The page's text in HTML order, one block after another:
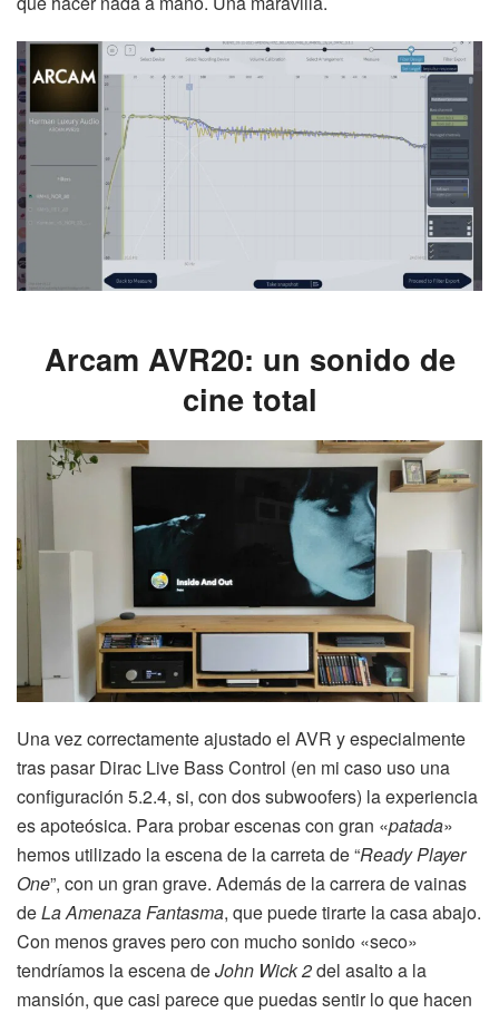
Arcam AVR20: un sonido de
cine total
Una vez correctamente ajustado el AVR y especialmente
tras pasar Dirac Live Bass Control (en mi caso uso una
configuración 5.2.4, si, con dos subwoofers) la experiencia
es apoteósica. Para probar escenas con gran «patada»
hemos utilizado la escena de la carreta de “Ready Player
One”, con un gran grave. Además de la carrera de vainas
deLa Amenaza Fantasma, que puede tirarte la casa abajo.
Con menos graves pero con mucho sonido «seco»
tendríamos la escena deJohn Wick 2del asalto a la
mansión, que casi parece que puedas sentir lo que hacen